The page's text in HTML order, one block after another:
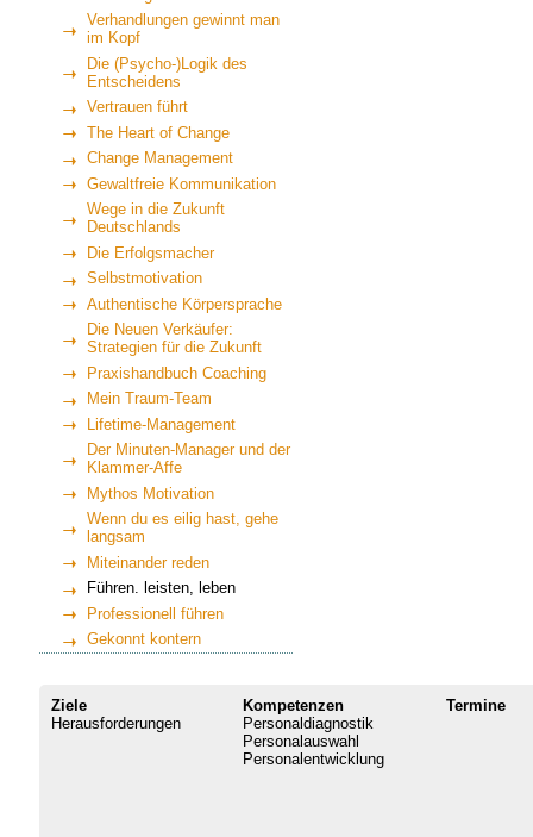
Verhandlungen gewinnt man
im Kopf
Die (Psycho-)Logik des
Entscheidens
Vertrauen führt
The Heart of Change
Change Management
Gewaltfreie Kommunikation
Wege in die Zukunft
Deutschlands
Die Erfolgsmacher
Selbstmotivation
Authentische Körpersprache
Die Neuen Verkäufer:
Strategien für die Zukunft
Praxishandbuch Coaching
Mein Traum-Team
Lifetime-Management
Der Minuten-Manager und der
Klammer-Affe
Mythos Motivation
Wenn du es eilig hast, gehe
langsam
Miteinander reden
Führen. leisten, leben
Professionell führen
Gekonnt kontern
Ziele
Herausforderungen
Kompetenzen
Personaldiagnostik
Personalauswahl
Personalentwicklung
Termine